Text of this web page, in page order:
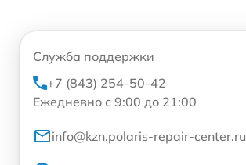
Служба поддержки
+7 (843) 254-50-42
Ежедневно с 9:00 до 21:00
info@kzn.polaris-repair-center.ru